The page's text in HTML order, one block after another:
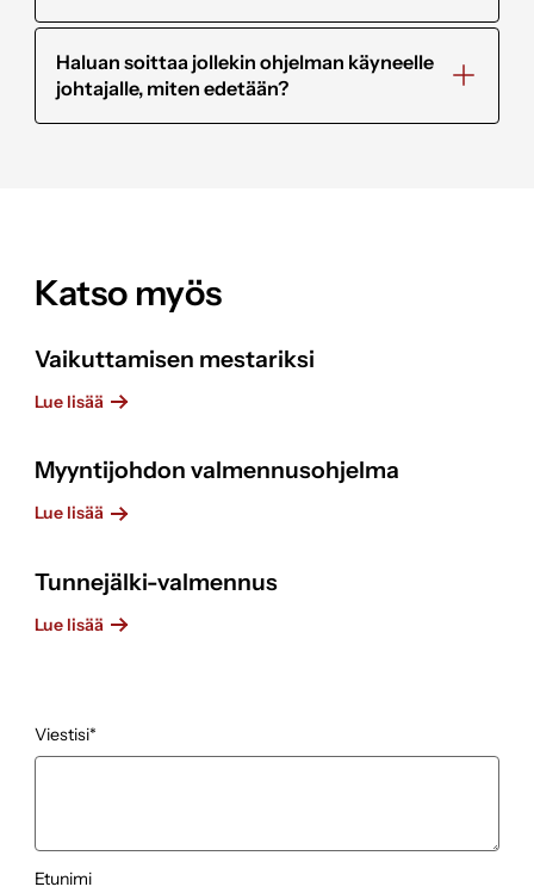
Haluan soittaa jollekin ohjelman käyneelle
johtajalle, miten edetään?
Katso myös
Vaikuttamisen mestariksi
Lue lisää
Myyntijohdon valmennusohjelma
Lue lisää
Tunnejälki-valmennus
Lue lisää
Viestisi*
Etunimi